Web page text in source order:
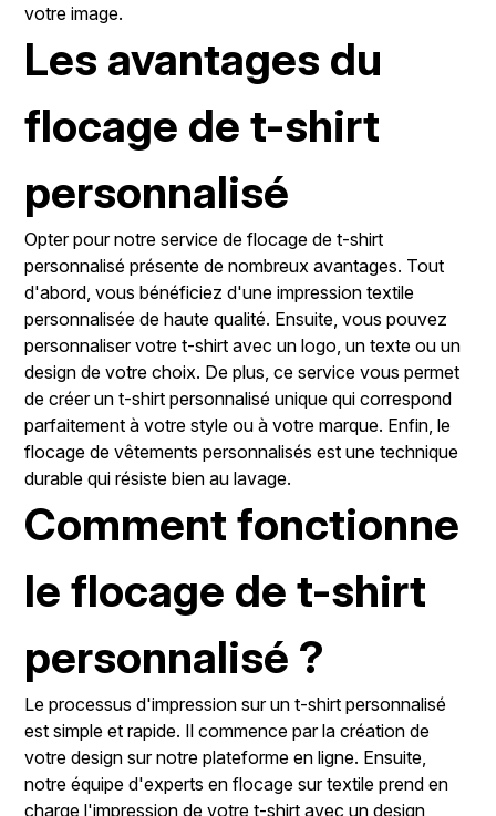
votre image.
Les avantages du
flocage de t-shirt
personnalisé
Opter pour notre service de flocage de t-shirt
personnalisé présente de nombreux avantages. Tout
d'abord, vous bénéficiez d'une impression textile
personnalisée de haute qualité. Ensuite, vous pouvez
personnaliser votre t-shirt avec un logo, un texte ou un
design de votre choix. De plus, ce service vous permet
de créer un t-shirt personnalisé unique qui correspond
parfaitement à votre style ou à votre marque. Enfin, le
flocage de vêtements personnalisés est une technique
durable qui résiste bien au lavage.
Comment fonctionne
le flocage de t-shirt
personnalisé ?
Le processus d'impression sur un t-shirt personnalisé
est simple et rapide. Il commence par la création de
votre design sur notre plateforme en ligne. Ensuite,
notre équipe d'experts en flocage sur textile prend en
charge l'impression de votre t-shirt avec un design